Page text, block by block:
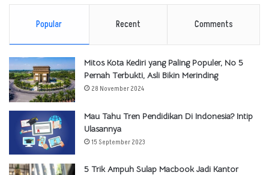
Popular Recent Comments
Mitos Kota Kediri yang Paling Populer, No 5
Pernah Terbukti, Asli Bikin Merinding
28 November 2024
Mau Tahu Tren Pendidikan Di Indonesia? Intip
Ulasannya
15 September 2023
5 Trik Ampuh Sulap Macbook Jadi Kantor